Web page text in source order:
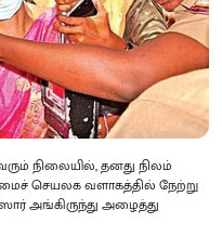
நிலையில், தனது நிலம்
செயலக வளாகத்தில் நேற்று
அங்கிருந்து அழைத்து